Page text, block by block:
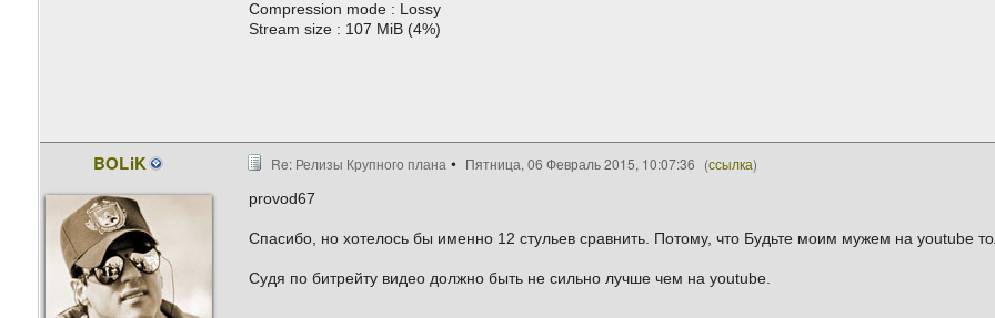
Compression mode : Lossy
Stream size : 107 MiB (4%)
BOLiK Re: Релизы Крупного плана Пятница, 06 Февраль 2015, 10:07:36 (ссылка)
provod67
Спасибо, но хотелось бы именно 12 стульев сравнить. Потому, что Будьте моим мужем на youtube
Судя по битрейту видео должно быть не сильно лучше чем на youtube.